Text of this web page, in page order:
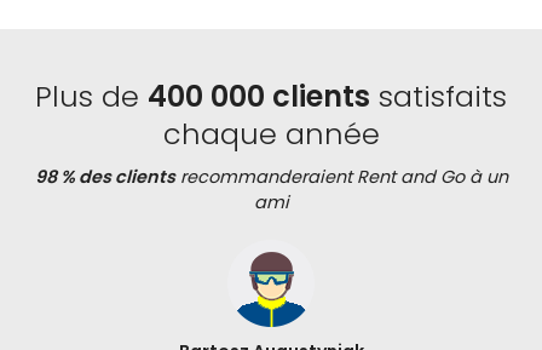
Plus de 400 000 clients satisfaits
chaque année
98 % des clientsrecommanderaient Rent and Go à un
ami